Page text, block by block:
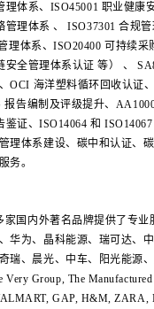
理体系、ISO45001 职业健康
管理体系、ISO37301 合规
理体系、ISO20400 可持续采
安全管理体系认证等）、
OCI 海洋塑料循环回收认证
报告编制及评级提升、
鉴证、ISO14064 和
理体系建设、碳中和认证、
务。
家国内外著名品牌提供了专业
华为、晶科能源、瑞可达、
瑞、晨光、中车、阳光能源
Very Group, The
GAP, H&M,